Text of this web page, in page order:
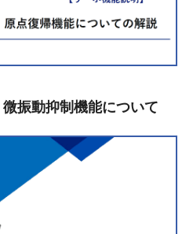
微振動抑制機能について